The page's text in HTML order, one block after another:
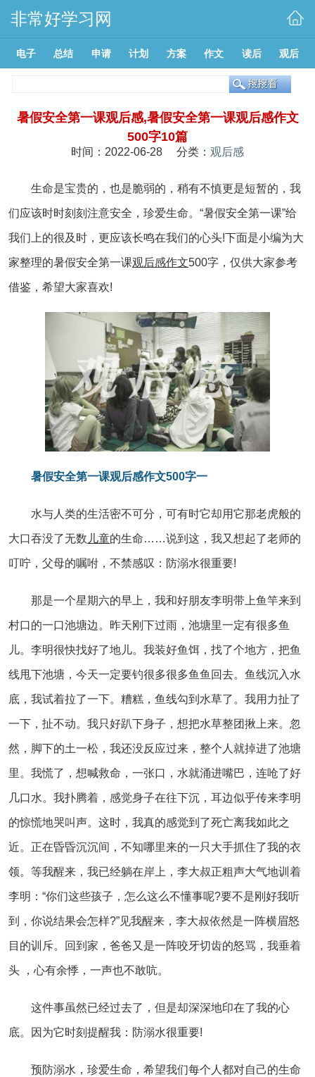
非常好学习网
电子 总结 申请 计划 方案 作文 读后 观后
暑假安全第一课观后感,暑假安全第一课观后感作文
500字10篇
时间：2022-06-28 分类： 观后感
生命是宝贵的，也是脆弱的，稍有不慎更是短暂的，我
们应该时时刻刻注意安全，珍爱生命。“暑假安全第一课”给
我们上的很及时，更应该长鸣在我们的心头!下面是小编为大
家整理的暑假安全第一课观后感作文500字，仅供大家参考
借鉴，希望大家喜欢!
暑假安全第一课观后感作文500字一
水与人类的生活密不可分，可有时它却用它那老虎般的
大口吞没了无数 儿童的生命……说到这，我又想起了老师的
叮咛，父母的嘱咐，不禁感叹：防溺水很重要!
那是一个星期六的早上，我和好朋友李明带上鱼竿来到
村口的一口池塘边。昨天刚下过雨，池塘里一定有很多鱼
儿。李明很快找好了地儿。我装好鱼饵，找了个地方，把鱼
线甩下池塘，今天一定要钓很多很多鱼鱼回去。鱼线沉入水
底，我试着拉了一下。糟糕，鱼线勾到水草了。我用力扯了
一下，扯不动。我只好趴下身子，想把水草整团揪上来。忽
然，脚下的土一松，我还没反应过来，整个人就掉进了池塘
里。我慌了，想喊救命，一张口，水就涌进嘴巴，连呛了好
几口水。我扑腾着，感觉身子在往下沉，耳边似乎传来李明
的惊慌地哭叫声。这时，我真的感觉到了死亡离我如此之
近。正在昏昏沉沉间，不知哪里来的一只大手抓住了我的衣
领。等我醒来，我已经躺在岸上，李大叔正粗声大气地训着
李明：“你们这些孩子，怎么这么不懂事呢?要不是刚好我听
到，你说结果会怎样?”见我醒来，李大叔依然是一阵横眉怒
目的训斥。回到家，爸爸又是一阵咬牙切齿的怒骂，我垂着
头 ，心有余悸，一声也不敢吭。
这件事虽然已经过去了，但是却深深地印在了我的心
底。因为它时刻提醒我：防溺水很重要!
预防溺水，珍爱生命，希望我们每个人都对自己的生命